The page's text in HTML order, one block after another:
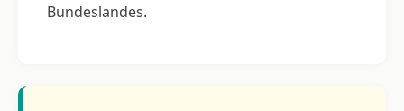
Bundeslandes.